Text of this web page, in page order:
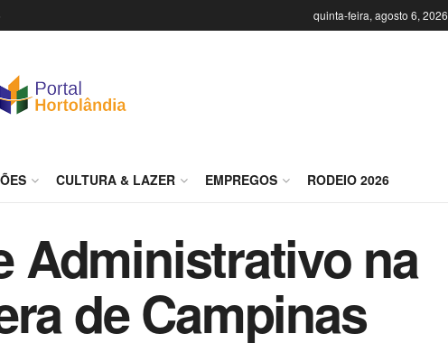
quinta-feira, agosto 6, 2026
CULTURA & LAZER EMPREGOS RODEIO 2026
Administrativo na
de Campinas